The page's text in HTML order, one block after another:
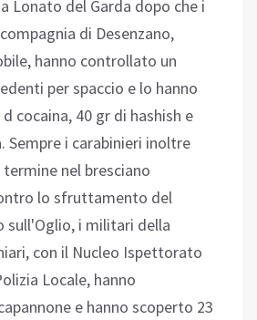
Lonato del Garda dopo che i
di Desenzano,
hanno controllato un
per spaccio e lo hanno
cocaina, 40 gr di hashish e
Sempre i carabinieri inoltre
nel bresciano
lo sfruttamento del
sull'Oglio, i militari della
con il Nucleo Ispettorato
Locale, hanno
e hanno scoperto 23